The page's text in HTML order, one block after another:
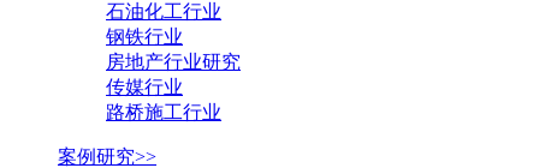
石油化工行业
钢铁行业
房地产行业研究
传媒行业
路桥施工行业
案例研究>>